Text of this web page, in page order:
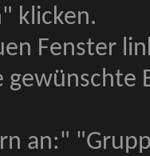
klicken.
Fenster
gewünschte
an:"